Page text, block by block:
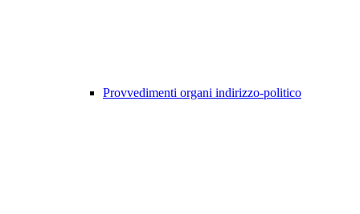
Provvedimenti organi indirizzo-politico